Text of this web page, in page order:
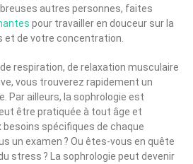
autres personnes, faites
pour travailler en douceur sur la
et de votre concentration.
respiration, de relaxation musculaire
vous trouverez rapidement un
Par ailleurs, la sophrologie est
être pratiquée à tout âge et
spécifiques de chaque
un examen ? Ou êtes-vous en quête
stress ? La sophrologie peut devenir